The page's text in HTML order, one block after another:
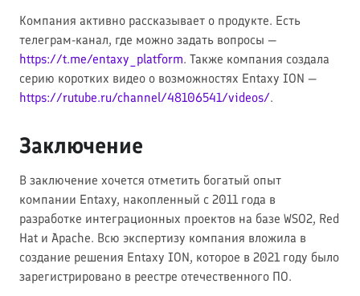
Компания активно рассказывает о продукте. Есть
телеграм-канал, где можно задать вопросы —
https://t.me/entaxy_platform. Также компания создала
серию коротких видео о возможностях Entaxy ION —
https://rutube.ru/channel/48106541/videos/.
Заключение
В заключение хочется отметить богатый опыт
компании Entaxy, накопленный с 2011 года в
разработке интеграционных проектов на базе WSO2, Red
Hat и Apache. Всю экспертизу компания вложила в
создание решения Entaxy ION, которое в 2021 году было
зарегистрировано в реестре отечественного ПО.